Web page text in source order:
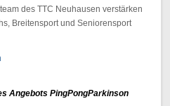
des TTC Neuhausen verstärken
Breitensport und Seniorensport
Angebots PingPongParkinson